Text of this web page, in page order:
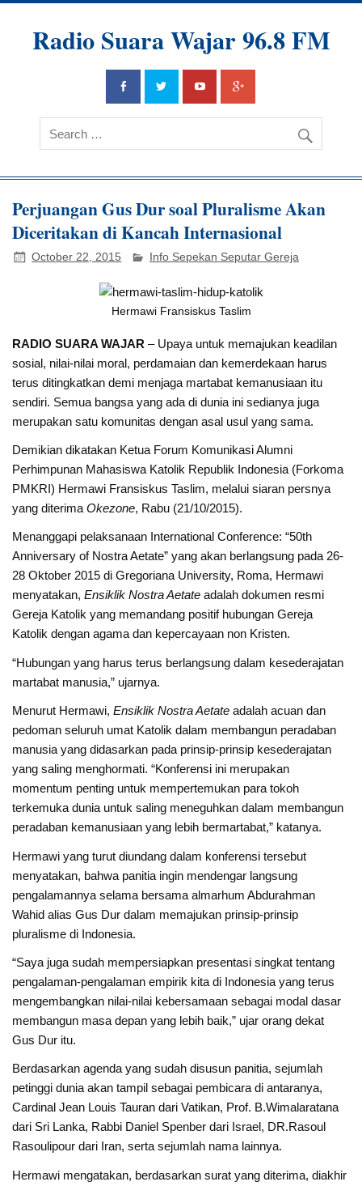
Radio Suara Wajar 96.8 FM
Perjuangan Gus Dur soal Pluralisme Akan
Diceritakan di Kancah Internasional
October 22, 2015 Info Sepekan Seputar Gereja
Hermawi Fransiskus Taslim
RADIO SUARA WAJAR – Upaya untuk memajukan keadilan
sosial, nilai-nilai moral, perdamaian dan kemerdekaan harus
terus ditingkatkan demi menjaga martabat kemanusiaan itu
sendiri. Semua bangsa yang ada di dunia ini sedianya juga
merupakan satu komunitas dengan asal usul yang sama.
Demikian dikatakan Ketua Forum Komunikasi Alumni
Perhimpunan Mahasiswa Katolik Republik Indonesia (Forkoma
PMKRI) Hermawi Fransiskus Taslim, melalui siaran persnya
yang diterimaOkezone, Rabu (21/10/2015).
Menanggapi pelaksanaan International Conference: “50th
Anniversary of Nostra Aetate” yang akan berlangsung pada 26-
28 Oktober 2015 di Gregoriana University, Roma, Hermawi
menyatakan,Ensiklik Nostra Aetateadalah dokumen resmi
Gereja Katolik yang memandang positif hubungan Gereja
Katolik dengan agama dan kepercayaan non Kristen.
“Hubungan yang harus terus berlangsung dalam kesederajatan
martabat manusia,” ujarnya.
Menurut Hermawi,Ensiklik Nostra Aetateadalah acuan dan
pedoman seluruh umat Katolik dalam membangun peradaban
manusia yang didasarkan pada prinsip-prinsip kesederajatan
yang saling menghormati. “Konferensi ini merupakan
momentum penting untuk mempertemukan para tokoh
terkemuka dunia untuk saling meneguhkan dalam membangun
peradaban kemanusiaan yang lebih bermartabat,” katanya.
Hermawi yang turut diundang dalam konferensi tersebut
menyatakan, bahwa panitia ingin mendengar langsung
pengalamannya selama bersama almarhum Abdurahman
Wahid alias Gus Dur dalam memajukan prinsip-prinsip
pluralisme di Indonesia.
“Saya juga sudah mempersiapkan presentasi singkat tentang
pengalaman-pengalaman empirik kita di Indonesia yang terus
mengembangkan nilai-nilai kebersamaan sebagai modal dasar
membangun masa depan yang lebih baik,” ujar orang dekat
Gus Dur itu.
Berdasarkan agenda yang sudah disusun panitia, sejumlah
petinggi dunia akan tampil sebagai pembicara di antaranya,
Cardinal Jean Louis Tauran dari Vatikan, Prof. B.Wimalaratana
dari Sri Lanka, Rabbi Daniel Spenber dari Israel, DR.Rasoul
Rasoulipour dari Iran, serta sejumlah nama lainnya.
Hermawi mengatakan, berdasarkan surat yang diterima, diakhir